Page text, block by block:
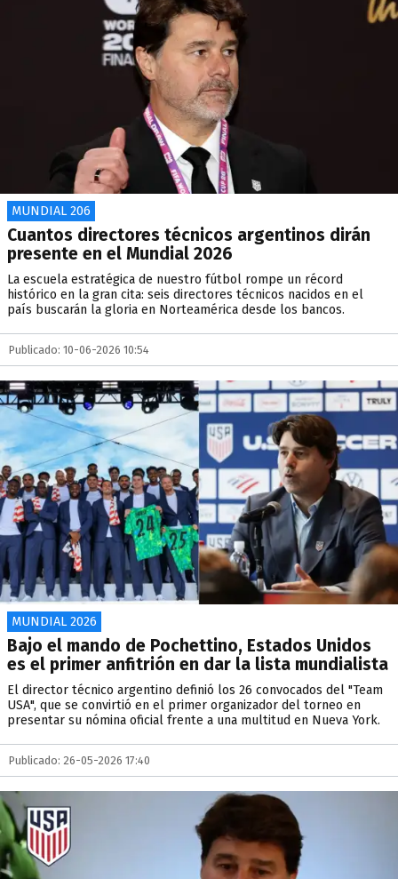
MUNDIAL 206
Cuantos directores técnicos argentinos dirán
presente en el Mundial 2026
La escuela estratégica de nuestro fútbol rompe un récord
histórico en la gran cita: seis directores técnicos nacidos en el
país buscarán la gloria en Norteamérica desde los bancos.
Publicado: 10-06-2026 10:54
MUNDIAL 2026
Bajo el mando de Pochettino, Estados Unidos
es el primer anfitrión en dar la lista mundialista
El director técnico argentino definió los 26 convocados del "Team
USA", que se convirtió en el primer organizador del torneo en
presentar su nómina oficial frente a una multitud en Nueva York.
Publicado: 26-05-2026 17:40